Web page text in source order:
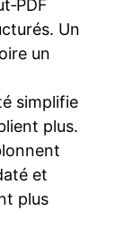
Un
un
simplifie
plus.
et
plus